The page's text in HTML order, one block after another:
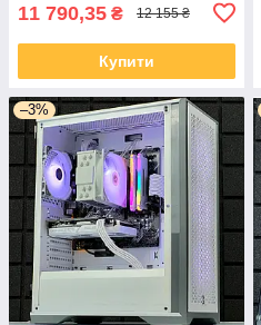
11 790,35 ₴ 12 155 ₴
Купити
–3%